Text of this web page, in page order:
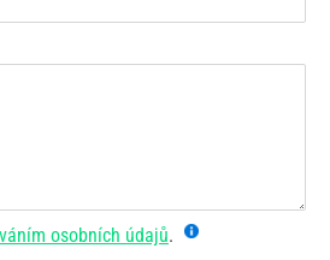
osobních údajů.